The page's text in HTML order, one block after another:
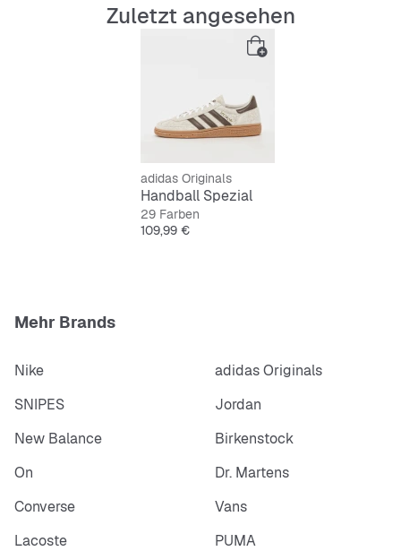
Zuletzt angesehen
adidas Originals
Handball Spezial
29 Farben
Preis
109,99 €
Mehr Brands
Nike
adidas Originals
SNIPES
Jordan
New Balance
Birkenstock
On
Dr. Martens
Converse
Vans
Lacoste
PUMA